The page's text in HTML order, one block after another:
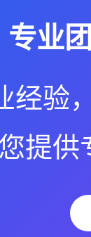
专业
经验
提供